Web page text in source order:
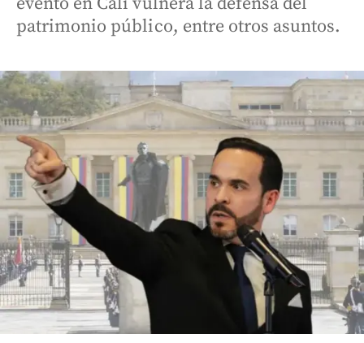
patrimonio público, entre otros asuntos.